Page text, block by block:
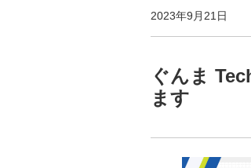
2023年9月21日
ぐんま
ます